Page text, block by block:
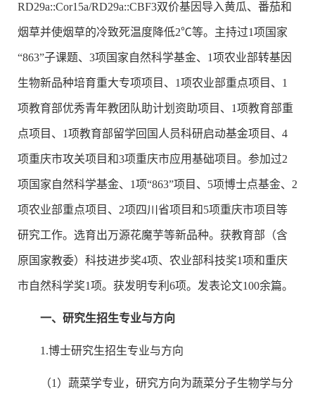
RD29a::Cor15a/RD29a::CBF3双价基因导入黄瓜、番茄和
烟草并使烟草的冷致死温度降低2℃等。主持过1项国家
“863”子课题、3项国家自然科学基金、1项农业部转基因
生物新品种培育重大专项项目、1项农业部重点项目、1
项教育部优秀青年教团队助计划资助项目、1项教育部重
点项目、1项教育部留学回国人员科研启动基金项目、4
项重庆市攻关项目和3项重庆市应用基础项目。参加过2
项国家自然科学基金、1项“863”项目、5项博士点基金、2
项农业部重点项目、2项四川省项目和5项重庆市项目等
研究工作。选育出万源花魔芋等新品种。获教育部（含
原国家教委）科技进步奖4项、农业部科技奖1项和重庆
市自然科学奖1项。获发明专利6项。发表论文100余篇。
一、研究生招生专业与方向
1.博士研究生招生专业与方向
（1）蔬菜学专业，研究方向为蔬菜分子生物学与分